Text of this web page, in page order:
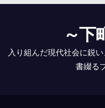
～下
入り組んだ現代社会に鋭
書綴る